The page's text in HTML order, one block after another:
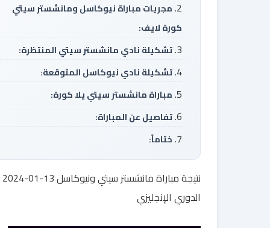
مجريات مباراة نيوكاسل ومانشستر سيتي
كورة لايف:
تشكيلة نادي مانشستر سيتي المنتظرة:
تشكيلة نادي نيوكاسل المتوقعة:
مباراة مانشستر سيتي يلا كورة:
تفاصيل عن المباراة:
ختاماً:
الدوري الإنجليزي